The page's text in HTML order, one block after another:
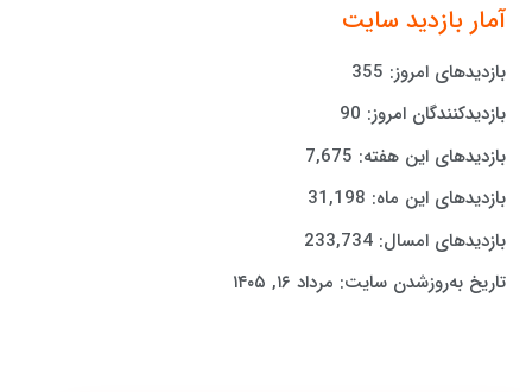
آمار بازدید سایت
بازدیدهای امروز: 355
بازدیدکنندگان امروز: 90
بازدیدهای این هفته: 7,675
بازدیدهای این ماه: 31,198
بازدیدهای امسال:233,734
تاریخ به‌روزشدن سایت: مرداد ۱۶, ۱۴۰۵